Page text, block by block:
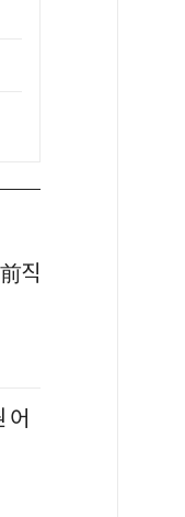
직
어